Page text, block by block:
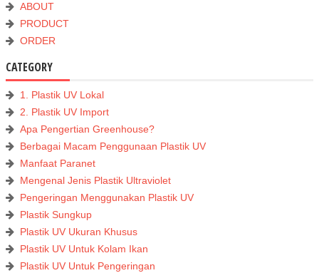
ABOUT
PRODUCT
ORDER
CATEGORY
1. Plastik UV Lokal
2. Plastik UV Import
Apa Pengertian Greenhouse?
Berbagai Macam Penggunaan Plastik UV
Manfaat Paranet
Mengenal Jenis Plastik Ultraviolet
Pengeringan Menggunakan Plastik UV
Plastik Sungkup
Plastik UV Ukuran Khusus
Plastik UV Untuk Kolam Ikan
Plastik UV Untuk Pengeringan